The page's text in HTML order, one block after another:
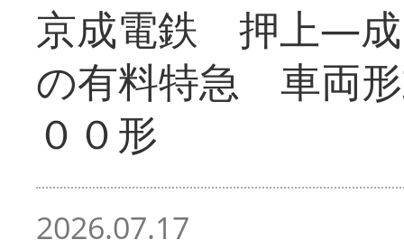
京成電鉄 押上―成
の有料特急 車両
００形
2026.07.17